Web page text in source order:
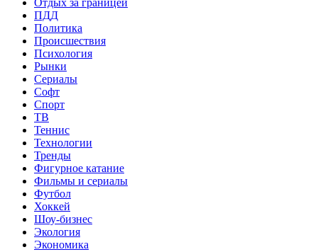
Отдых за границей
ПДД
Политика
Происшествия
Психология
Рынки
Сериалы
Софт
Спорт
ТВ
Теннис
Технологии
Тренды
Фигурное катание
Фильмы и сериалы
Футбол
Хоккей
Шоу-бизнес
Экология
Экономика